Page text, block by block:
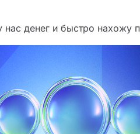
нас денег и быстро нахожу